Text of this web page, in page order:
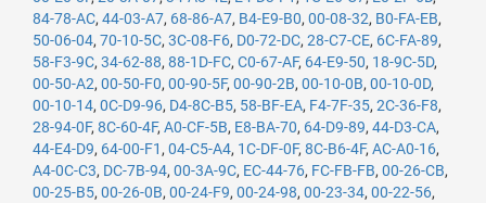
84-78-AC, 44-03-A7, 68-86-A7, B4-E9-B0, 00-08-32, B0-FA-EB,
50-06-04, 70-10-5C, 3C-08-F6, D0-72-DC, 28-C7-CE, 6C-FA-89,
58-F3-9C, 34-62-88, 88-1D-FC, C0-67-AF, 64-E9-50, 18-9C-5D,
00-50-A2, 00-50-F0, 00-90-5F, 00-90-2B, 00-10-0B, 00-10-0D,
00-10-14, 0C-D9-96, D4-8C-B5, 58-BF-EA, F4-7F-35, 2C-36-F8,
28-94-0F, 8C-60-4F, A0-CF-5B, E8-BA-70, 64-D9-89, 44-D3-CA,
44-E4-D9, 64-00-F1 , 04-C5-A4, 1C-DF-0F, 8C-B6-4F, AC-A0-16,
A4-0C-C3, DC-7B-94, 00-3A-9C, EC-44-76, FC-FB-FB, 00-26-CB,
00-25-B5, 00-26-0B, 00-24-F9, 00-24-98, 00-23-34, 00-22-56,